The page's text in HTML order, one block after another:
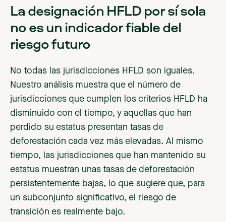
La designación HFLD por sí sola
no es un indicador fiable del
riesgo futuro
No todas las jurisdicciones HFLD son iguales.
Nuestro análisis muestra que el número de
jurisdicciones que cumplen los criterios HFLD ha
disminuido con el tiempo, y aquellas que han
perdido su estatus presentan tasas de
deforestación cada vez más elevadas. Al mismo
tiempo, las jurisdicciones que han mantenido su
estatus muestran unas tasas de deforestación
persistentemente bajas, lo que sugiere que, para
un subconjunto significativo, el riesgo de
transición es realmente bajo.